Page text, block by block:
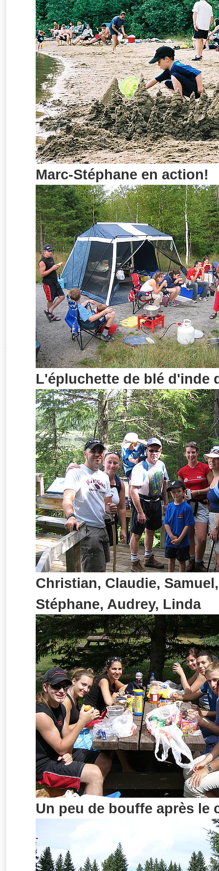
Marc-Stéphane en action!
L'épluchette de blé d'inde
Christian, Claudie,
Stéphane, Audrey, Linda
Un peu de bouffe après le